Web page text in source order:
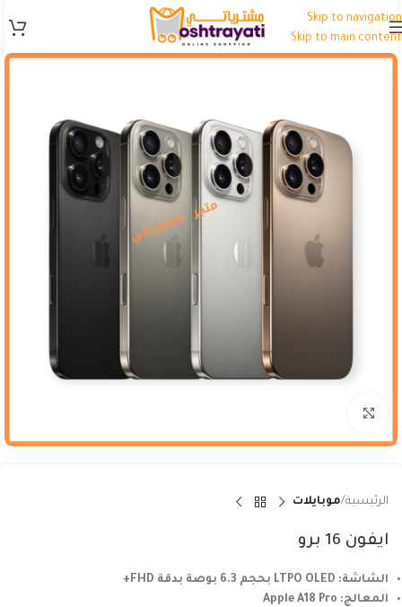
Skip to navigation
Skip to main content
الرئيسية موبايلات
ايفون 16 برو
الشاشة: LTPO OLED بحجم 6.3 بوصة بدقة FHD+
المعالج: Apple A18 Pro